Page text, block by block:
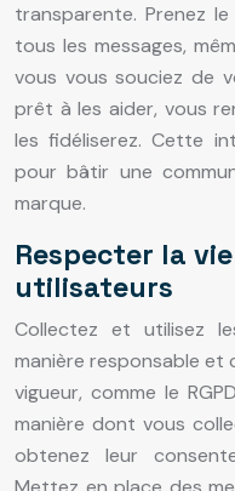
transparente. Prenez
tous les messages,
vous vous souciez de
prêt à les aider, vous
les fidéliserez. Cette
pour bâtir une
marque.
Respecter la
utilisateurs
Collectez et utilisez
manière responsable et
vigueur, comme le
manière dont vous
obtenez leur